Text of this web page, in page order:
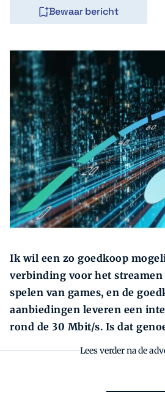
Zoeken
Bewaar bericht
Ik wil een zo goedkoop
verbinding voor het
spelen van games, en de
aanbiedingen leveren een
rond de 30 Mbit/s. Is dat
Lees verder na de